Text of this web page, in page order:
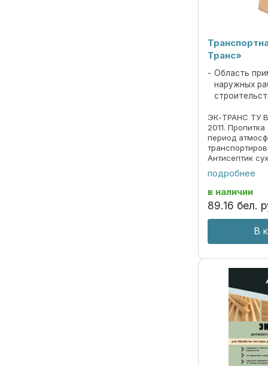
Транс»
Область
наружных
ЭК-ТРАНС ТУ
2011.
период
Антисептик
древесины от
окраски и
подробнее
в наличии
89.16 бел.
В